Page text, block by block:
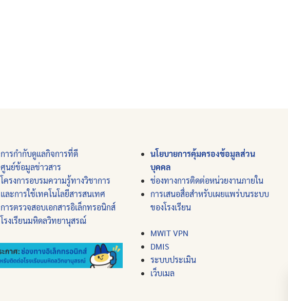
การกำกับดูแลกิจการที่ดี
ศูนย์ข้อมูลข่าวสาร
โครงการอบรมความรู้ทางวิชาการ
และการใช้เทคโนโลยีสารสนเทศ
การตรวจสอบเอกสารอิเล็กทรอนิกส์
โรงเรียนมหิดลวิทยานุสรณ์
นโยบายการคุ้มครองข้อมูลส่วน
บุคคล
ช่องทางการติดต่อหน่วยงานภายใน
การเสนอสื่อสำหรับเผยแพร่บนระบบ
ของโรงเรียน
MWIT VPN
DMIS
ระบบประเมิน
เว็บเมล